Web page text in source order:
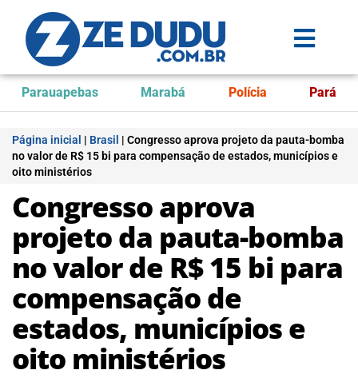
Parauapebas Marabá Polícia Pará
Página inicial | Brasil | Congresso aprova projeto da pauta-bomba
no valor de R$ 15 bi para compensação de estados, municípios e
oito ministérios
Congresso aprova
projeto da pauta-bomba
no valor de R$ 15 bi para
compensação de
estados, municípios e
oito ministérios